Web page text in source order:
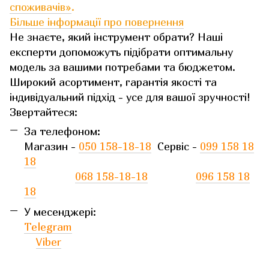
споживачів».
Більше інформації про повернення
Не знаєте, який інструмент обрати? Наші
експерти допоможуть підібрати оптимальну
модель за вашими потребами та бюджетом.
Широкий асортимент, гарантія якості та
індивідуальний підхід - усе для вашої зручності!
Звертайтеся:
За телефоном:
Магазин - 050 158-18-18 Сервіс - 099 158 18
18
068 158-18-18
096 158 18
18
У месенджері:
Telegram
Viber